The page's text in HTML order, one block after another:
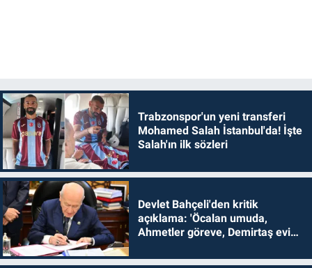
Trabzonspor'un yeni transferi
Mohamed Salah İstanbul'da! İşte
Salah'ın ilk sözleri
Devlet Bahçeli'den kritik
açıklama: 'Öcalan umuda,
Ahmetler göreve, Demirtaş evine